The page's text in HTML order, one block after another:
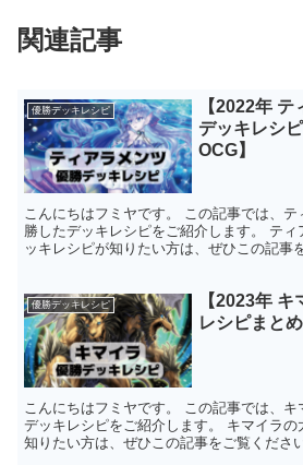
関連記事
優勝デッキレシピ
【2022年
デッキレシ
OCG】
こんにちはフミヤです。 この記事では、
勝したデッキレシピをご紹介します。 テ
ッキレシピが知りたい方は、ぜひこの記事
優勝デッキレシピ
【2023年
レシピまと
こんにちはフミヤです。 この記事では、
デッキレシピをご紹介します。 キマイラ
知りたい方は、ぜひこの記事をご覧くださ